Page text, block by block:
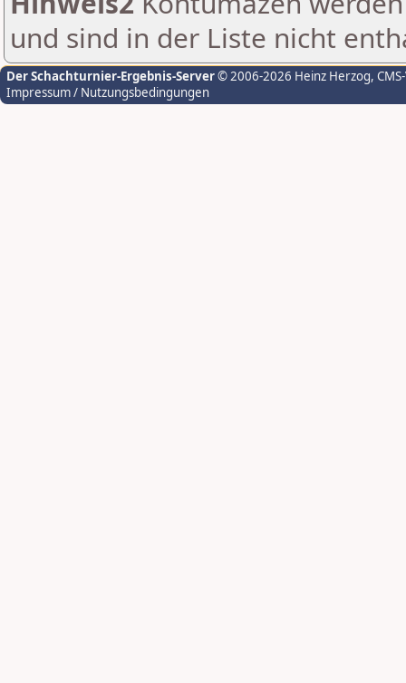
und sind in der Liste nicht
Der Schachturnier-Ergebnis-Server© 2006-2026 Heinz Herzog,
Impressum / Nutzungsbedingungen